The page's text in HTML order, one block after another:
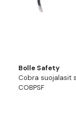
Bolle Safety
Cobra suojalasit
COBPSF